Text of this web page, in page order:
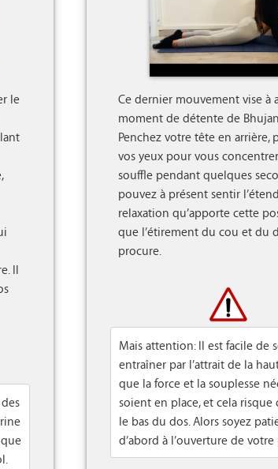
le
Il
Ce dernier mouvement vise à
moment de détente de
Penchez votre tête en arrière,
vos yeux pour vous
souffle pendant quelques
pouvez à présent sentir
relaxation qu’apporte cette
que l’étirement du cou et du
procure.
Mais attention: Il est facile de
entraîner par l’attrait de la
que la force et la souplesse
soient en place, et cela
le bas du dos. Alors soyez
d’abord à l’ouverture de